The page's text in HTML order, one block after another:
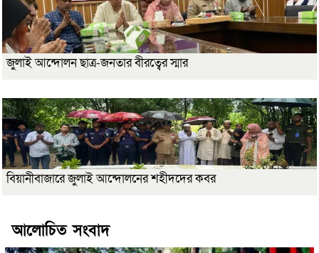
জুলাই আন্দোলন ছাত্র-জনতার বীরত্বের স্মার
বিয়ানীবাজারে জুলাই আন্দোলনের শহীদদের কবর
আলোচিত সংবাদ